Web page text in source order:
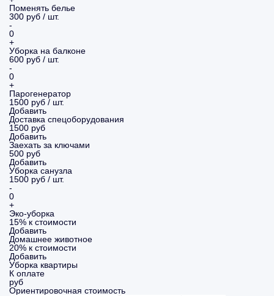
Поменять белье
300 руб / шт.
-
0
+
Уборка на балконе
600 руб / шт.
-
0
+
Парогенератор
1500 руб / шт.
Добавить
Доставка спецоборудования
1500 руб
Добавить
Заехать за ключами
500 руб
Добавить
Уборка санузла
1500 руб / шт.
-
0
+
Эко-уборка
15% к стоимости
Добавить
Домашнее животное
20% к стоимости
Добавить
Уборка квартиры
К оплате
руб
Ориентировочная стоимость